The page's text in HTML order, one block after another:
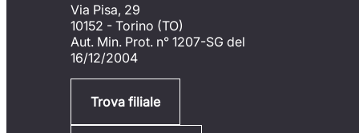
Via Pisa, 29
10152 - Torino (TO)
Aut. Min. Prot. n° 1207-SG del
16/12/2004
Trova filiale